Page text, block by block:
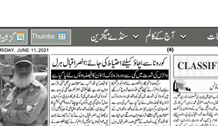
Thumbs